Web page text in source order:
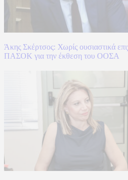
Άκης Σκέρτσος: Χωρίς ουσιαστικά
ΠΑΣΟΚ για την έκθεση του ΟΟΣΑ